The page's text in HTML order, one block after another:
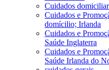
Cuidados
Cuidados e
domícilio; Irlanda
Cuidados e
Saúde Inglaterra
Cuidados e
Saúde Irlanda do